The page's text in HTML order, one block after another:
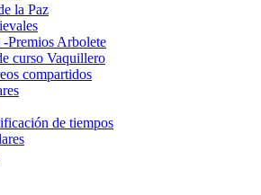
la Paz
-Premios Arbolete
curso Vaquillero
compartidos
de tiempos